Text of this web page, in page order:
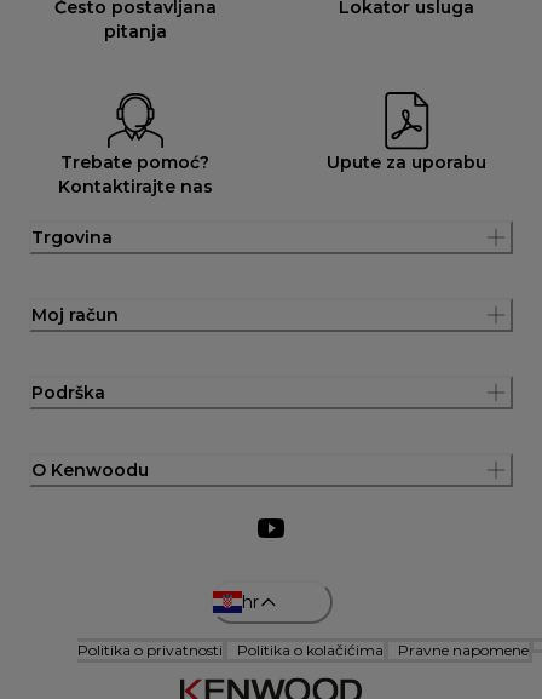
Često postavljana
pitanja
Lokator usluga
Trebate pomoć?
Kontaktirajte nas
Upute za uporabu
Trgovina
Moj račun
Podrška
O Kenwoodu
hr
Politika o privatnosti Politika o kolačićima Pravne napomene